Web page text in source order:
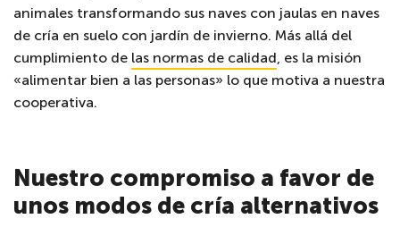
animales transformando sus naves con jaulas en naves
de cría en suelo con jardín de invierno. Más allá del
cumplimiento de las normas de calidad, es la misión
«alimentar bien a las personas» lo que motiva a nuestra
cooperativa.
Nuestro compromiso a favor de
unos modos de cría alternativos